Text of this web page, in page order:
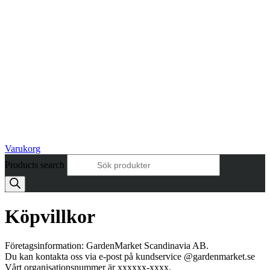
Varukorg
Products search
Köpvillkor
Företagsinformation: GardenMarket Scandinavia AB.
Du kan kontakta oss via e-post på kundservice @gardenmarket.se
Vårt organisationsnummer är xxxxxx-xxxx.